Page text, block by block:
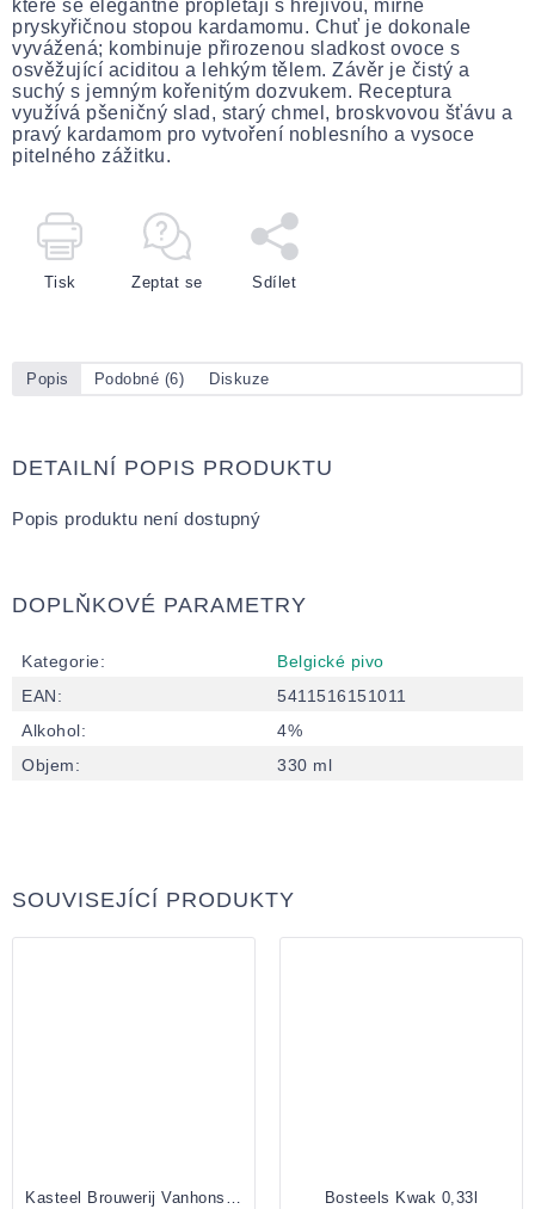
které se elegantně proplétají s hřejivou, mírně
pryskyřičnou stopou kardamomu. Chuť je dokonale
vyvážená; kombinuje přirozenou sladkost ovoce s
osvěžující aciditou a lehkým tělem. Závěr je čistý a
suchý s jemným kořenitým dozvukem. Receptura
využívá pšeničný slad, starý chmel, broskvovou šťávu a
pravý kardamom pro vytvoření noblesního a vysoce
pitelného zážitku.
Tisk Zeptat se Sdílet
Popis Podobné (6) Diskuze
DETAILNÍ POPIS PRODUKTU
Popis produktu není dostupný
DOPLŇKOVÉ PARAMETRY
Kategorie:
Belgické pivo
EAN:
5411516151011
Alkohol:
4%
Objem: 330 ml
SOUVISEJÍCÍ PRODUKTY
Bosteels Kwak 0,33l